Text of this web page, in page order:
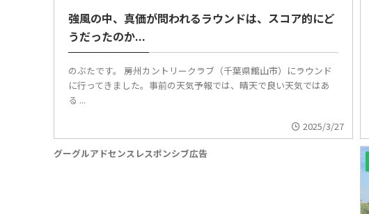
強風の中、真価が問われるラウンドは、スコア的にど
うだったのか...
のぶたです。 房州カントリークラブ（千葉県館山市）にラウンド
に行ってきました。事前の天気予報では、晴天で良い天気ではあ
る ...
2025/3/27
グーグルアドセンスレスポンシブ広告